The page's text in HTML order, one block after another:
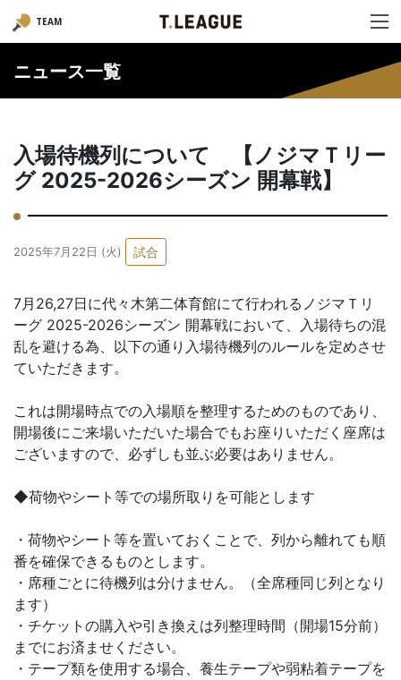
TEAM
ニュース一覧
入場待機列について 【ノジマＴリー
グ 2025-2026シーズン 開幕戦】
2025年7月22日 (火) 試合
7月26,27日に代々木第二体育館にて行われるノジマＴリ
ーグ 2025-2026シーズン 開幕戦において、入場待ちの混
乱を避ける為、以下の通り入場待機列のルールを定めさせ
ていただきます。
これは開場時点での入場順を整理するためのものであり、
開場後にご来場いただいた場合でもお座りいただく座席は
ございますので、必ずしも並ぶ必要はありません。
◆荷物やシート等での場所取りを可能とします
・荷物やシート等を置いておくことで、列から離れても順
番を確保できるものとします。
・席種ごとに待機列は分けません。（全席種同じ列となり
ます）
・チケットの購入や引き換えは列整理時間（開場15分前）
までにお済ませください。
・テープ類を使用する場合、養生テープや弱粘着テープを